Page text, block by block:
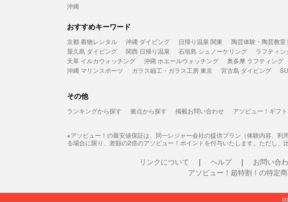
沖縄
おすすめキーワード
京都 着物レンタル 沖縄 ダイビング 日帰り温泉 関東 陶芸体験・陶芸教室
屋久島 ダイビング
関西 日帰り温泉 石垣島 シュノーケリング ラフティン
天草 イルカウォッチング
沖縄 ホエールウォッチング 奥多摩 ラフティング
沖縄 マリンスポーツ
ガラス細工・ガラス工房 東京 宮古島 ダイビング
その他
ランキングから探す 拠点から探す 掲載お問い合わせ アソビュー！ギフト
※アソビュー！の最安値保証は、同一レジャー会社の提供プラン（体験内容、
る場合に限り、差額の2倍のアソビュー！ポイントを付与いたします。ただし、
リンクについて ヘルプ お問い合
アソビュー！超特割！の特定